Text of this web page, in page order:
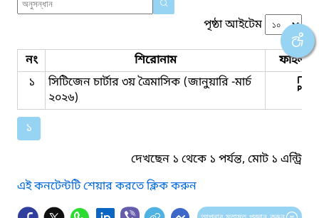
পৃষ্ঠা আইটেম
নং শিরোনাম
ফাইল
১
সিটিজেন চার্টার ৩য় ত্রৈমাসিক (জানুয়ারি -মার্চ
২০২৬)
১
দেখছেন ১ থেকে ১ পর্যন্ত, মোট ১ এন্ট্রি
এই কনটেন্টটি শেয়ার করতে ক্লিক করুন